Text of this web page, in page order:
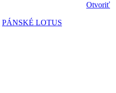
Otvoriť
PÁNSKÉ LOTUS